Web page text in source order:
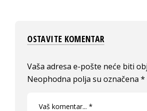
OSTAVITE KOMENTAR
Vaša adresa e-pošte neće biti
Neophodna polja su označena*